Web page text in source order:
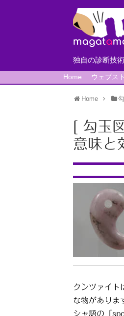
独自の診断技
Home ウェブス
Home
[ 勾玉
意味と
クンツァイト
な物がありま
シャ語の「